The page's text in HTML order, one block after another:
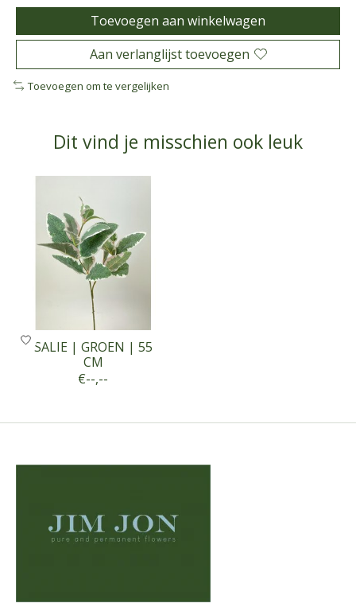
Toevoegen aan winkelwagen
Aan verlanglijst toevoegen
Toevoegen om te vergelijken
Dit vind je misschien ook leuk
SALIE | GROEN | 55
CM
€--,--